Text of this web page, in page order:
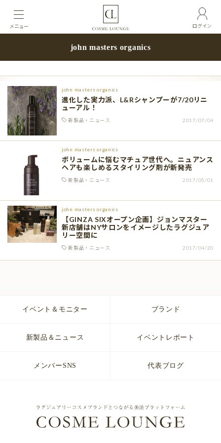
ログイン
メニュー
john masters organics
john masters organics
進化した実力派、L&Rシャンプーが7/20リニ
ューアル！
新製品・ニュース 2017/07/04
john masters organics
ボリュームに悩むマチュア世代へ。ニュアンス
ヘアも楽しめるスタイリング剤が新発売
新製品・ニュース 2017/05/01
john masters organics
【GINZA SIXオープン企画】ジョンマスター
新店舗はNYサロンをイメージしたラグジュア
リー空間に
新製品・ニュース 2017/04/20
イベント＆モニター ブランド
新製品＆ニュース イベントレポート
メンバーSNS 代表ブログ